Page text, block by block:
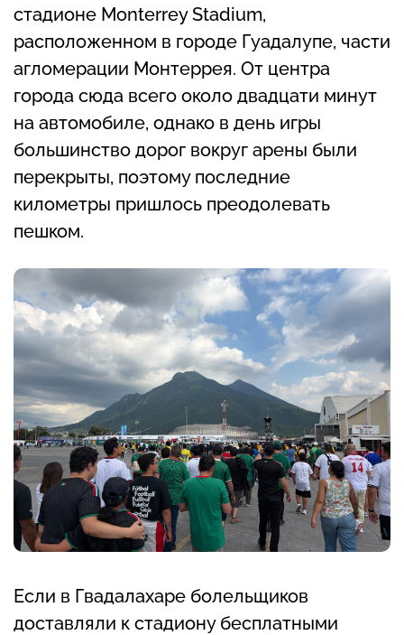
стадионе Monterrey Stadium,
расположенном в городе Гуадалупе, части
агломерации Монтеррея. От центра
города сюда всего около двадцати минут
на автомобиле, однако в день игры
большинство дорог вокруг арены были
перекрыты, поэтому последние
километры пришлось преодолевать
пешком.
Если в Гвадалахаре болельщиков
доставляли к стадиону бесплатными